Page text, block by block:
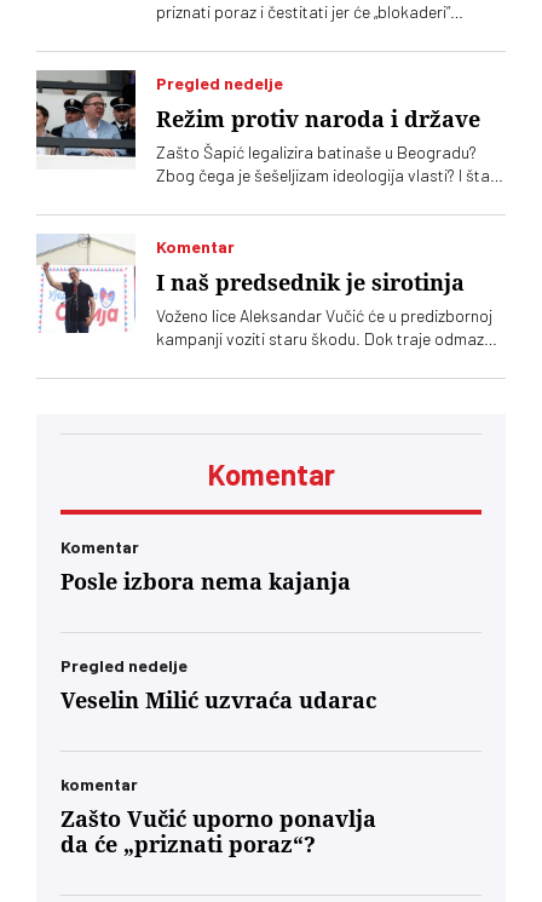
priznati poraz i čestitati jer će „blokaderi“
niko sa druge strane nije dužan da obeća Vučiću
sličnu čestitku
Pregled nedelje
Režim protiv naroda i države
Zašto Šapić legalizira batinaše u Beogradu?
Zbog čega je šešeljizam ideologija vlasti? I šta
Komentar
I naš predsednik je sirotinja
Voženo lice Aleksandar Vučić će u predizbornoj
kampanji voziti staru škodu. Dok traje odmazda
kampanje biće otužniji nego ikad jer se Vučić
Komentar
Komentar
Posle izbora nema kajanja
Pregled nedelje
Veselin Milić uzvraća udarac
komentar
Zašto Vučić uporno ponavlja
da će „priznati poraz“?